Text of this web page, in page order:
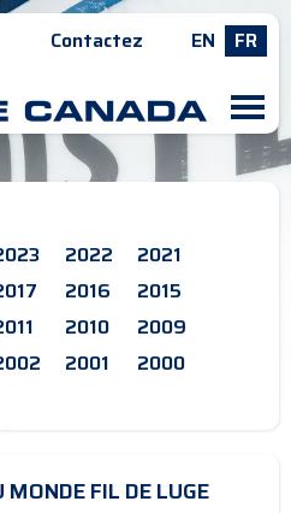
Contactez EN FR
M
2022
2021
2016
2015
2010
2009
2001
2000
FIL DE LUGE